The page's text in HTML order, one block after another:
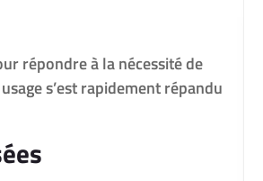
répondre à la nécessité de
s’est rapidement répandu